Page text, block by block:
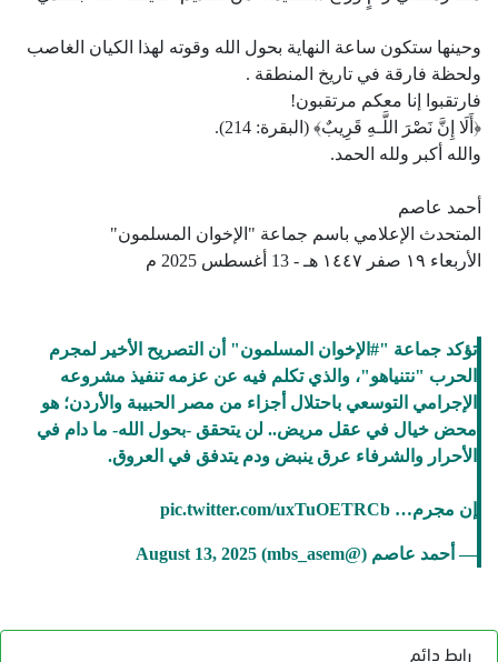
وحينها ستكون ساعة النهاية بحول الله وقوته لهذا الكيان الغاصب
ولحظة فارقة في تاريخ المنطقة .
فارتقبوا إنا معكم مرتقبون!
﴿أَلَا إِنَّ نَصْرَ اللَّـهِ قَرِيبٌ﴾ (البقرة: 214).
والله أكبر ولله الحمد.
أحمد عاصم
المتحدث الإعلامي باسم جماعة "الإخوان المسلمون"
الأربعاء ١٩ صفر ١٤٤٧ هـ - 13 أغسطس 2025 م
تؤكد جماعة "#الإخوان المسلمون" أن التصريح الأخير لمجرم
الحرب "نتنياهو"، والذي تكلم فيه عن عزمه تنفيذ مشروعه
الإجرامي التوسعي باحتلال أجزاء من مصر الحبيبة والأردن؛ هو
محض خيال في عقل مريض.. لن يتحقق -بحول الله- ما دام في
الأحرار والشرفاء عرق ينبض ودم يتدفق في العروق.
إن مجرم… pic.twitter.com/uxTuOETRCb
— أحمد عاصم (@mbs_asem) August 13, 2025
رابط دائم